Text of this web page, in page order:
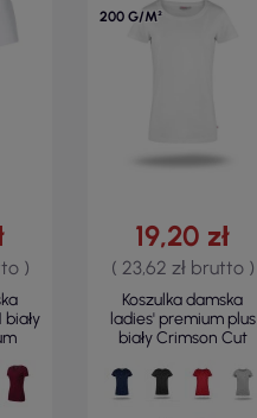
)
200 G/M²
19,20 zł
( 23,62 zł brutto )
Koszulka damska
ladies' premium plus
biały Crimson Cut